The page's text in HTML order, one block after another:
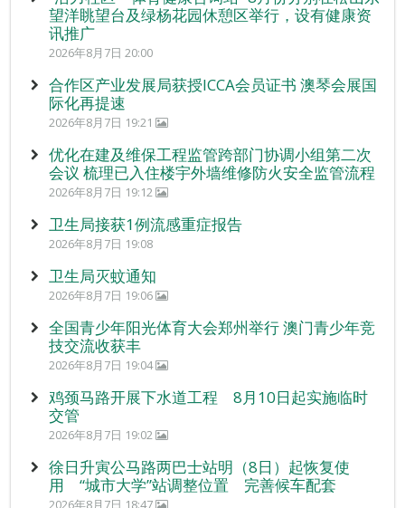
望洋眺望台及绿杨花园休憩区举行，设有健康资
讯推广
2026年8月7日 20:00
合作区产业发展局获授ICCA会员证书 澳琴会展国
际化再提速
2026年8月7日 19:21
优化在建及维保工程监管跨部门协调小组第二次
会议 梳理已入住楼宇外墙维修防火安全监管流程
2026年8月7日 19:12
卫生局接获1例流感重症报告
2026年8月7日 19:08
卫生局灭蚊通知
2026年8月7日 19:06
全国青少年阳光体育大会郑州举行 澳门青少年竞
技交流收获丰
2026年8月7日 19:04
鸡颈马路开展下水道工程 8月10日起实施临时
交管
2026年8月7日 19:02
徐日升寅公马路两巴士站明（8日）起恢复使
用 “城市大学”站调整位置 完善候车配套
2026年8月7日 18:47